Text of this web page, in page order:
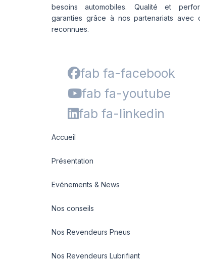
besoins automobiles. Qualité et
garanties grâce à nos partenariats avec
reconnues.
fab fa-facebook
fab fa-youtube
fab fa-linkedin
Accueil
Présentation
Evénements & News
Nos conseils
Nos Revendeurs Pneus
Nos Revendeurs Lubrifiant